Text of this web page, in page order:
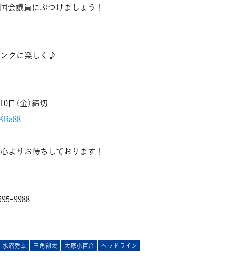
会議員にぶつけましょう！
クに楽しく♪
（金）締切
よりお待ちしております！
9988
水沼秀幸 三角創太 大塚小百合 ヘッドライン